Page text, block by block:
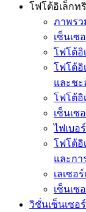
โฟโต้อิเล็กท
ภาพร
เซ็นเซ
โฟโต้อิ
โฟโต้อิ
และชะ
โฟโต้อิ
เซ็นเซ
ไฟเบอ
โฟโต้อิ
และกา
เลเซอ
เซ็นเซ
วิชั่นเซ็นเซอร์